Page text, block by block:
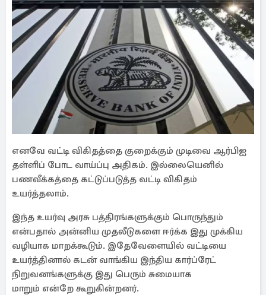
எனவே வட்டி விகிதத்தை குறைக்கும் முடிவை ஆர்பிஐ
தள்ளிப் போட வாய்ப்பு அதிகம். இல்லையெனில்
பணவீக்கத்தை கட்டுப்படுத்த வட்டி விகிதம்
உயர்த்தலாம்.
இந்த உயர்வு அரசு பத்திரங்களுக்கும் பொருந்தும்
என்பதால் அன்னிய முதலீடுகளை ஈர்க்க இது முக்கிய
வழியாக மாறக்கூடும். இதேவேளையில் வட்டியை
உயர்த்தினால் கடன் வாங்கிய இந்திய கார்ப்ரேட்
நிறுவனங்களுக்கு இது பெரும் சுமையாக
மாறும் என்றே கூறுகின்றனர்.